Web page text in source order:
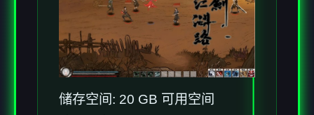
储存空间: 20 GB 可用空间